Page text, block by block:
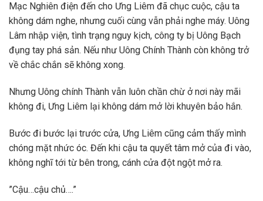
Mạc Nghiên điện đến cho Ưng Liêm đã chục cuộc, cậu ta
không dám nghe, nhưng cuối cùng vẫn phải nghe máy. Uông
Lâm nhập viện, tình trạng nguy kịch, công ty bị Uông Bạch
đụng tay phá sản. Nếu như Uông Chính Thành còn không trở
về chắc chắn sẽ không xong.
Nhưng Uông chính Thành vẫn luôn chần chừ ở nơi này mãi
không đi, Ưng Liêm lại không dám mở lời khuyên bảo hắn.
Bước đi bước lại trước cửa, Ưng Liêm cũng cảm thấy mình
chóng mặt nhức óc. Đến khi cậu ta quyết tâm mở của đi vào,
không nghĩ tới từ bên trong, cánh cửa đột ngột mở ra.
”Cậu…cậu chủ….”